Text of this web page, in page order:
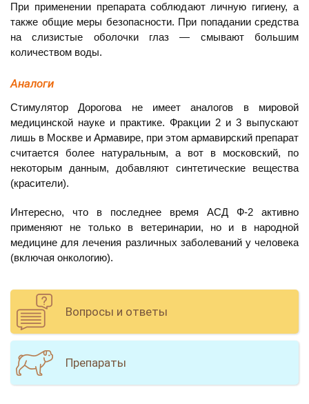
При применении препарата соблюдают личную гигиену, а
также общие меры безопасности. При попадании средства
на слизистые оболочки глаз — смывают большим
количеством воды.
Аналоги
Стимулятор Дорогова не имеет аналогов в мировой
медицинской науке и практике. Фракции 2 и 3 выпускают
лишь в Москве и Армавире, при этом армавирский препарат
считается более натуральным, а вот в московский, по
некоторым данным, добавляют синтетические вещества
(красители).
Интересно, что в последнее время АСД Ф-2 активно
применяют не только в ветеринарии, но и в народной
медицине для лечения различных заболеваний у человека
(включая онкологию).
Вопросы и ответы
Препараты